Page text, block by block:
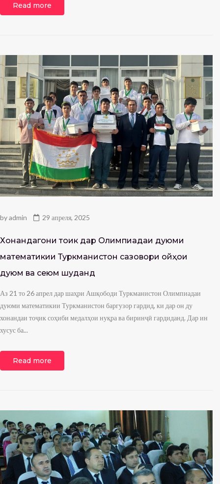
Read more
byadmin 29 апреля, 2025
Хонандагони тоҷик дар Олимпиадаи дуюми
математикии Туркманистон сазовори ҷойҳои
дуюм ва сеюм шуданд
Аз 21 то 26 апрел дар шаҳри Ашқободи Туркманистон Олимпиадаи
дуюми математикии Туркманистон баргузор гардид, ки дар он ду
хонандаи тоҷик соҳиби медалҳои нуқра ва биринҷӣ гардиданд. Дар ин
хусус ба...
Read more